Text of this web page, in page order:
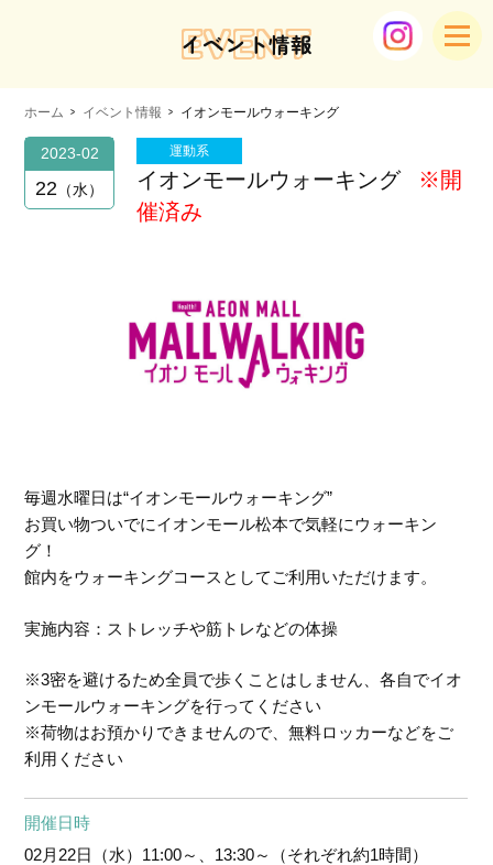
EVENT
イベント情報
ホーム イベント情報 イオンモールウォーキング
2023-02
22 水
運動系
イオンモールウォーキング
※開
催済み
毎週水曜日は“イオンモールウォーキング”
お買い物ついでにイオンモール松本で気軽にウォーキン
グ！
館内をウォーキングコースとしてご利用いただけます。
実施内容：ストレッチや筋トレなどの体操
※3密を避けるため全員で歩くことはしません、各自でイオ
ンモールウォーキングを行ってください
※荷物はお預かりできませんので、無料ロッカーなどをご
利用ください
開催日時
02月22日（水） 11:00～、13:30～（それぞれ約1時間）